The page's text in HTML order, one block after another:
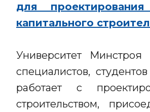
для
капитального
Университет Минстроя
специалистов,
работает с
строительством,